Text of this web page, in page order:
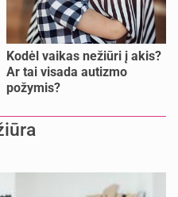
Kodėl vaikas nežiūri į akis?
Ar tai visada autizmo
požymis?